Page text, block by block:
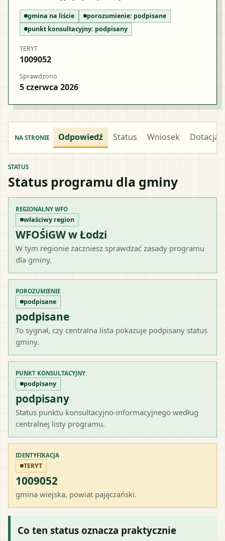
gmina na liście porozumienie: podpisane
punkt konsultacyjny: podpisany
TERYT
1009052
Sprawdzono
5 czerwca 2026
NA STRONIE Odpowiedź Status Wniosek Dotacja
STATUS
Status programu dla gminy
REGIONALNY WFO
właściwy region
WFOŚiGW w Łodzi
W tym regionie zaczniesz sprawdzać zasady programu
dla gminy.
POROZUMIENIE
podpisane
podpisane
To sygnał, czy centralna lista pokazuje podpisany status
gminy.
PUNKT KONSULTACYJNY
podpisany
podpisany
Status punktu konsultacyjno-informacyjnego według
centralnej listy programu.
IDENTYFIKACJA
TERYT
1009052
gmina wiejska, powiat pajęczański.
Co ten status oznacza praktycznie